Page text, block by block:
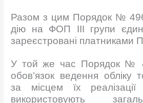
Разом з цим Порядок №
дію на ФОП ІІІ групи
зареєстровані платниками
У той же час Порядок №
обов’язок ведення обліку
за місцем їх
використовують